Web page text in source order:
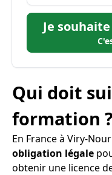
Je
Qui doit
formation ?
En France à Viry-
obligation légale
obtenir une licence